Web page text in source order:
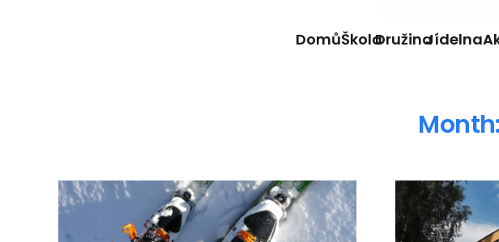
DomůŠkolaDružinaJídelna
Month: